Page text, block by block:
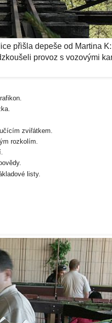
přišla depeše od Martina K:
provoz s vozovými
zviřátkem.
rozkolím.
listy.